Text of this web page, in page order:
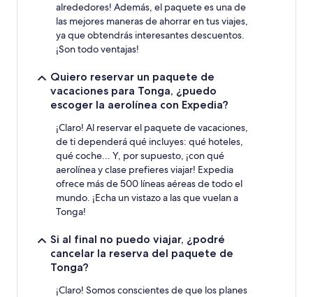
alrededores! Además, el paquete es una de
las mejores maneras de ahorrar en tus viajes,
ya que obtendrás interesantes descuentos.
¡Son todo ventajas!
Quiero reservar un paquete de
vacaciones para Tonga, ¿puedo
escoger la aerolínea con Expedia?
¡Claro! Al reservar el paquete de vacaciones,
de ti dependerá qué incluyes: qué hoteles,
qué coche... Y, por supuesto, ¡con qué
aerolínea y clase prefieres viajar! Expedia
ofrece más de 500 líneas aéreas de todo el
mundo. ¡Echa un vistazo a las que vuelan a
Tonga!
Si al final no puedo viajar, ¿podré
cancelar la reserva del paquete de
Tonga?
¡Claro! Somos conscientes de que los planes